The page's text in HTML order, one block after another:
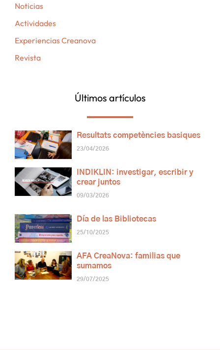
Noticias
Actividades
Experiencias Creanova
Revista
Últimos artículos
Resultats competències basiques
23/04/2026
INDIKLIN: investigar, escribir y
crear juntos
09/03/2026
Día de las Bibliotecas
25/10/2025
AFA CreaNova: familias que
sumamos
29/07/2025